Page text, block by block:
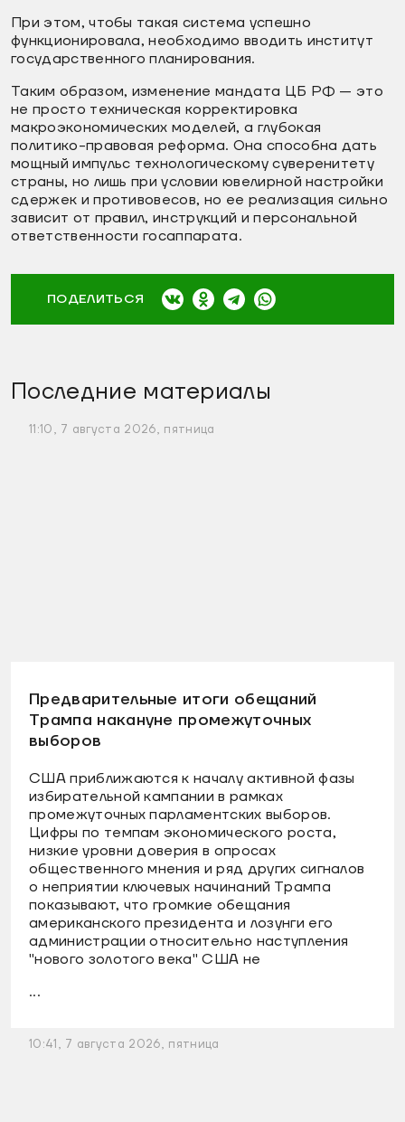
При этом, чтобы такая система успешно
функционировала, необходимо вводить институт
государственного планирования.
Таким образом, изменение мандата ЦБ РФ — это
не просто техническая корректировка
макроэкономических моделей, а глубокая
политико-правовая реформа. Она способна дать
мощный импульс технологическому суверенитету
страны, но лишь при условии ювелирной настройки
сдержек и противовесов, но ее реализация сильно
зависит от правил, инструкций и персональной
ответственности госаппарата.
ПОДЕЛИТЬСЯ
Последние материалы
11:10, 7 августа 2026, пятница
Предварительные итоги обещаний
Трампа накануне промежуточных
выборов
США приближаются к началу активной фазы
избирательной кампании в рамках
промежуточных парламентских выборов.
Цифры по темпам экономического роста,
низкие уровни доверия в опросах
общественного мнения и ряд других сигналов
о неприятии ключевых начинаний Трампа
показывают, что громкие обещания
американского президента и лозунги его
администрации относительно наступления
"нового золотого века" США не
...
10:41, 7 августа 2026, пятница